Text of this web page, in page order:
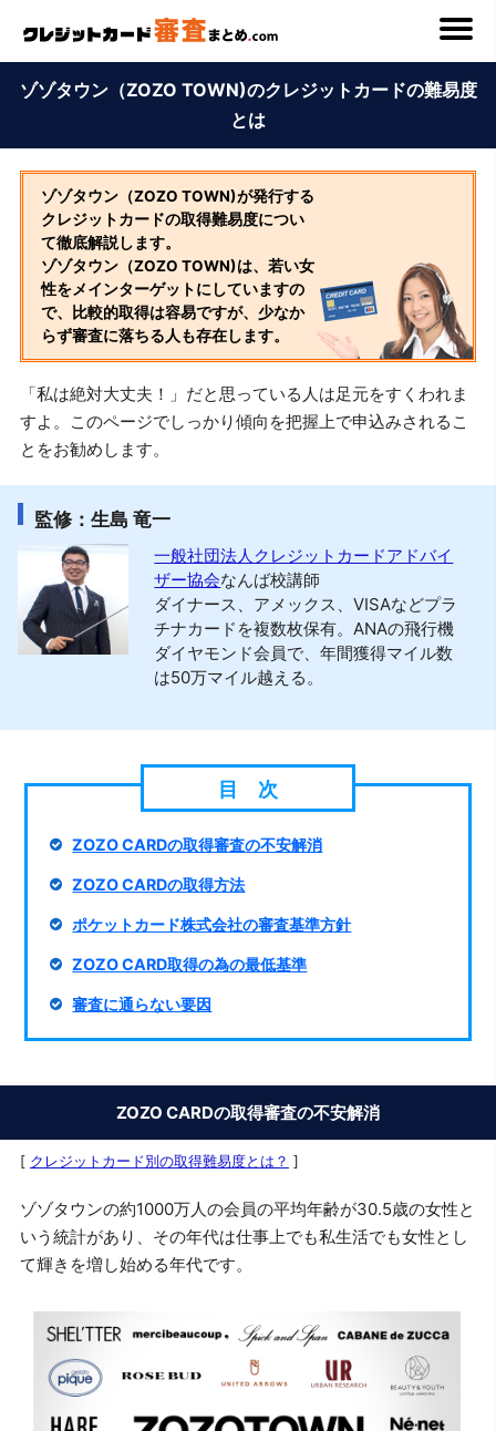
ゾゾタウン（ZOZO TOWN)のクレジットカードの難易度
とは
ゾゾタウン（ZOZO TOWN)が発行する
クレジットカードの取得難易度につい
て徹底解説します。
ゾゾタウン（ZOZO TOWN)は、若い女
性をメインターゲットにしていますの
で、比較的取得は容易ですが、少なか
らず審査に落ちる人も存在します。
「私は絶対大丈夫！」だと思っている人は足元をすくわれま
すよ。このページでしっかり傾向を把握上で申込みされるこ
とをお勧めします。
監修：生島 竜一
一般社団法人クレジットカードアドバイ
ザー協会なんば校講師
ダイナース、アメックス、VISAなどプラ
チナカードを複数枚保有。ANAの飛行機
ダイヤモンド会員で、年間獲得マイル数
は50万マイル越える。
ZOZO CARDの取得審査の不安解消
ZOZO CARDの取得方法
ポケットカード株式会社の審査基準方針
ZOZO CARD取得の為の最低基準
審査に通らない要因
ZOZO CARDの取得審査の不安解消
[ クレジットカード別の取得難易度とは？ ]
ゾゾタウンの約1000万人の会員の平均年齢が30.5歳の女性と
いう統計があり、その年代は仕事上でも私生活でも女性とし
て輝きを増し始める年代です。